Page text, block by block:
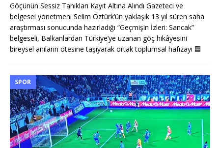
Göçünün Sessiz Tanıkları Kayıt Altına Alındı Gazeteci ve
belgesel yönetmeni Selim Öztürk’ün yaklaşık 13 yıl süren saha
araştırması sonucunda hazırladığı “Geçmişin İzleri: Sancak”
belgeseli, Balkanlardan Türkiye’ye uzanan göç hikâyesini
bireysel anıların ötesine taşıyarak ortak toplumsal hafızayı 🟦
SPOR